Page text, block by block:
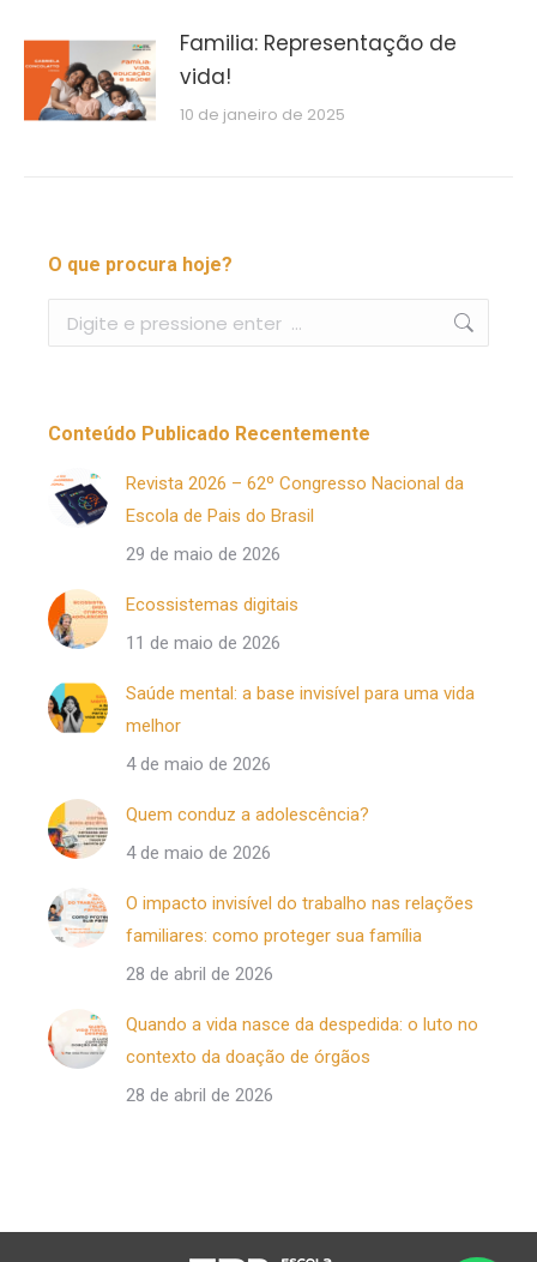
Familia: Representação de
vida!
10 de janeiro de 2025
O que procura hoje?
Buscar
Conteúdo Publicado Recentemente
Revista 2026 – 62º Congresso Nacional da
Escola de Pais do Brasil
29 de maio de 2026
Ecossistemas digitais
11 de maio de 2026
Saúde mental: a base invisível para uma vida
melhor
4 de maio de 2026
Quem conduz a adolescência?
4 de maio de 2026
O impacto invisível do trabalho nas relações
familiares: como proteger sua família
28 de abril de 2026
Quando a vida nasce da despedida: o luto no
contexto da doação de órgãos
28 de abril de 2026